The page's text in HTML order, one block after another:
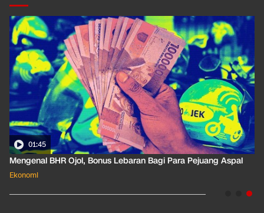
01:35
Pahami Dampak Kenaikan Suku Bunga Acuan ke Cicilan KPR
Ekonomi